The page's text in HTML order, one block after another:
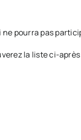
ne pourra pas
la liste ci-